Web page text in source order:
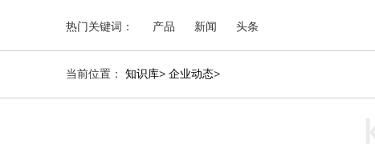
热门关键词： 产品 新闻 头条
当前位置： 知识库> 企业动态>